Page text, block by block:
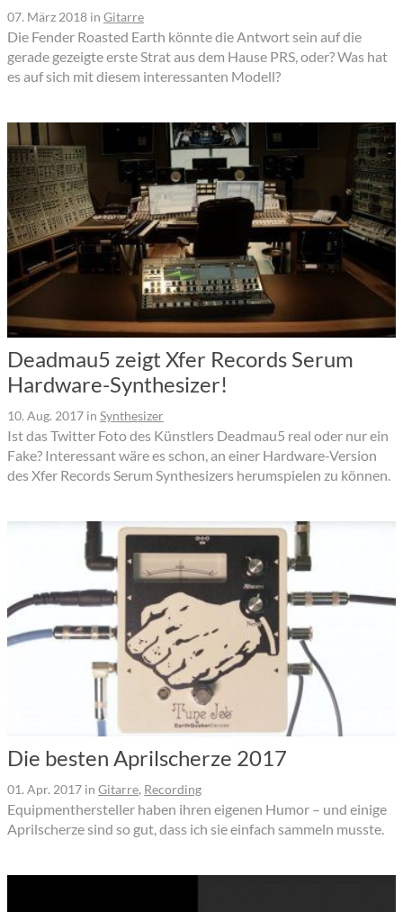
07. März 2018 in Gitarre
Die Fender Roasted Earth könnte die Antwort sein auf die
gerade gezeigte erste Strat aus dem Hause PRS, oder? Was hat
es auf sich mit diesem interessanten Modell?
Deadmau5 zeigt Xfer Records Serum
Hardware-Synthesizer!
10. Aug. 2017 in Synthesizer
Ist das Twitter Foto des Künstlers Deadmau5 real oder nur ein
Fake? Interessant wäre es schon, an einer Hardware-Version
des Xfer Records Serum Synthesizers herumspielen zu können.
Die besten Aprilscherze 2017
01. Apr. 2017 in Gitarre, Recording
Equipmenthersteller haben ihren eigenen Humor – und einige
Aprilscherze sind so gut, dass ich sie einfach sammeln musste.